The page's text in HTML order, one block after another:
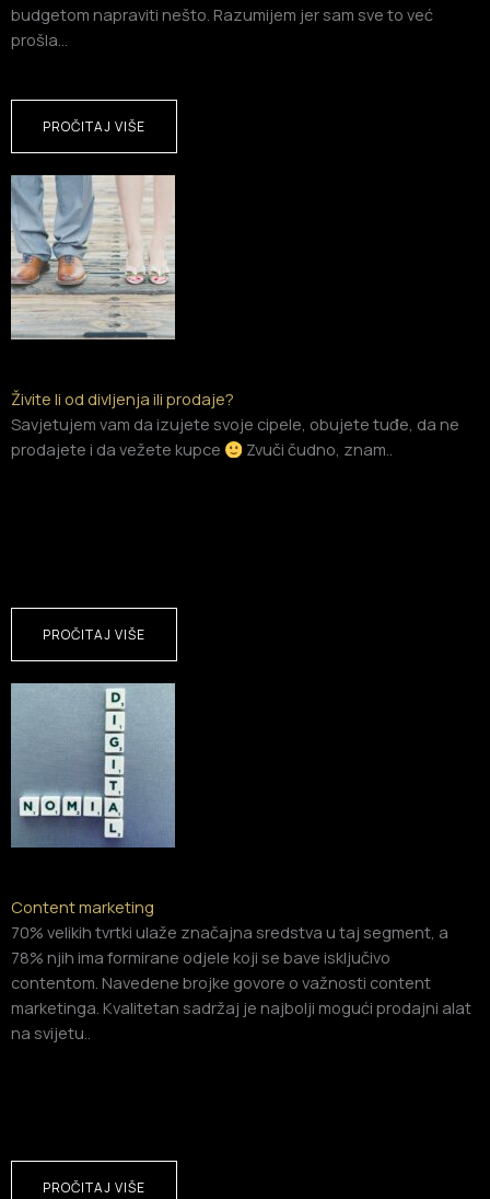
budgetom napraviti nešto. Razumijem jer sam sve to već
prošla…
PROČITAJ VIŠE
Živite li od divljenja ili prodaje?
Savjetujem vam da izujete svoje cipele, obujete tuđe, da ne
prodajete i da vežete kupce
Zvuči čudno, znam..
PROČITAJ VIŠE
Content marketing
70% velikih tvrtki ulaže značajna sredstva u taj segment, a
78% njih ima formirane odjele koji se bave isključivo
contentom. Navedene brojke govore o važnosti content
marketinga. Kvalitetan sadržaj je najbolji mogući prodajni alat
na svijetu..
PROČITAJ VIŠE